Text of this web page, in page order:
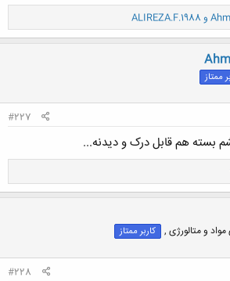
و ALIREZA.F.1988
ممتاز
#227
بسته هم قابل درک و دیدنه...
و متالورژی , کاربر ممتاز
#228